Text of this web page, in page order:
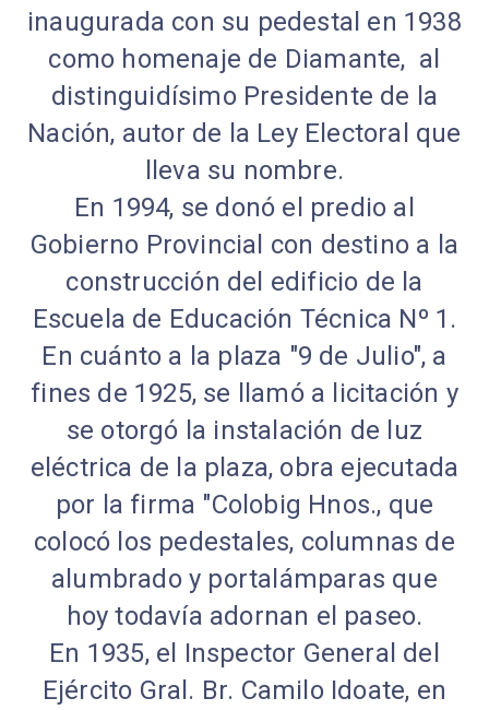
inaugurada con su pedestal en 1938
como homenaje de Diamante, al
distinguidísimo Presidente de la
Nación, autor de la Ley Electoral que
lleva su nombre.
En 1994, se donó el predio al
Gobierno Provincial con destino a la
construcción del edificio de la
Escuela de Educación Técnica Nº 1.
En cuánto a la plaza "9 de Julio", a
fines de 1925, se llamó a licitación y
se otorgó la instalación de luz
eléctrica de la plaza, obra ejecutada
por la firma "Colobig Hnos., que
colocó los pedestales, columnas de
alumbrado y portalámparas que
hoy todavía adornan el paseo.
En 1935, el Inspector General del
Ejército Gral. Br. Camilo Idoate, en